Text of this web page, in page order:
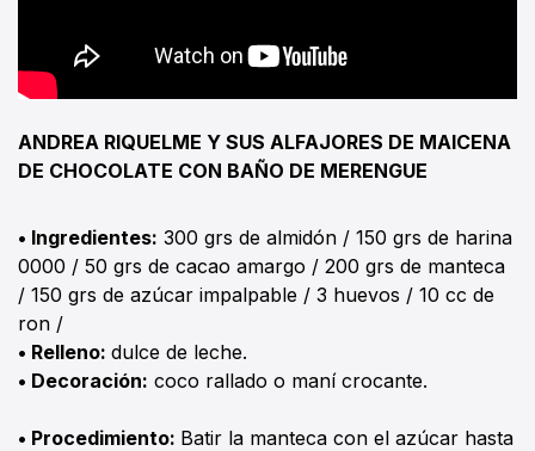
ANDREA RIQUELME Y SUS ALFAJORES DE MAICENA
DE CHOCOLATE CON BAÑO DE MERENGUE
• Ingredientes: 300 grs de almidón / 150 grs de harina
0000 / 50 grs de cacao amargo / 200 grs de manteca
/ 150 grs de azúcar impalpable / 3 huevos / 10 cc de
ron /
• Relleno: dulce de leche.
• Decoración: coco rallado o maní crocante.
• Procedimiento: Batir la manteca con el azúcar hasta